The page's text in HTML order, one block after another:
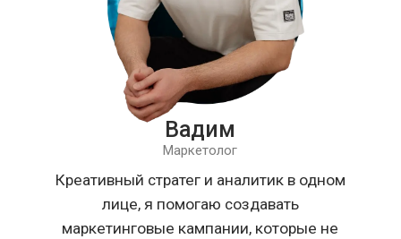
Ведущий IT-специалист
Никита
Системы и сети - мои игровые поля, где я
обеспечиваю бесперебойную работу
технологической инфраструктуры, делая
ее надежной и безопасной.